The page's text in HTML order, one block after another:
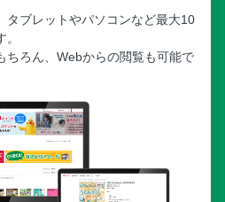
タブレットやパソコンなど最大10
ちろん、Webからの閲覧も可能で